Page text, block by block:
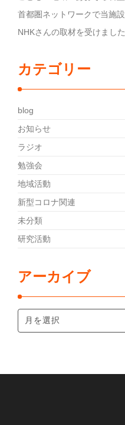
首都圏ネットワークで当施
NHKさんの取材を受けました
カテゴリー
blog
お知らせ
ラジオ
勉強会
地域活動
新型コロナ関連
未分類
研究活動
アーカイブ